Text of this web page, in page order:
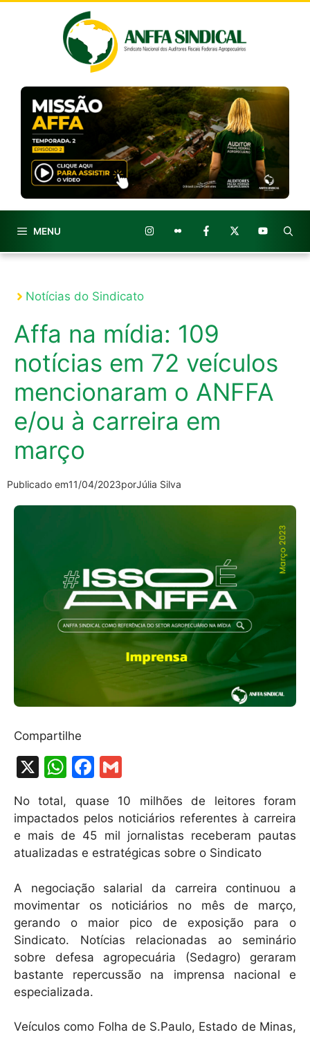
MENU
Notícias do Sindicato
Affa na mídia: 109
notícias em 72 veículos
mencionaram o ANFFA
e/ou à carreira em
março
Publicado em11/04/2023porJúlia Silva
Compartilhe
X
W
at
s
A
p
p
F
c
e
b
o
k
m
ai
No total, quase 10 milhões de leitores foram
impactados pelos noticiários referentes à carreira
e mais de 45 mil jornalistas receberam pautas
atualizadas e estratégicas sobre o Sindicato
A negociação salarial da carreira continuou a
movimentar os noticiários no mês de março,
gerando o maior pico de exposição para o
Sindicato. Notícias relacionadas ao seminário
sobre defesa agropecuária (Sedagro) geraram
bastante repercussão na imprensa nacional e
especializada.
Veículos como Folha de S.Paulo, Estado de Minas,